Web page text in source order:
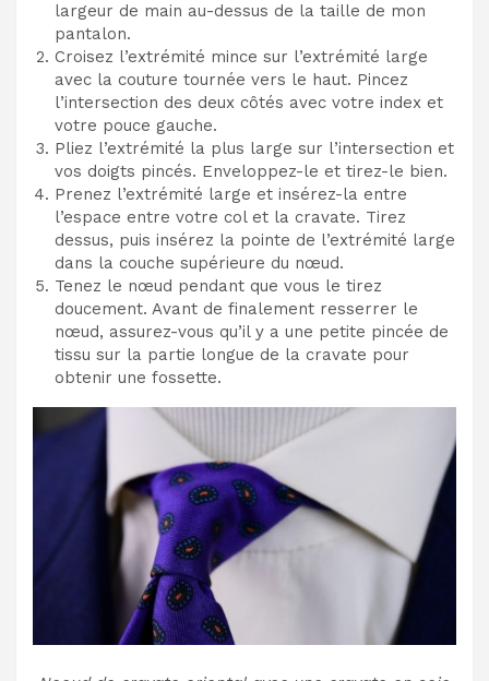
largeur de main au-dessus de la taille de mon
pantalon.
Croisez l’extrémité mince sur l’extrémité large
avec la couture tournée vers le haut. Pincez
l’intersection des deux côtés avec votre index et
votre pouce gauche.
Pliez l’extrémité la plus large sur l’intersection et
vos doigts pincés. Enveloppez-le et tirez-le bien.
Prenez l’extrémité large et insérez-la entre
l’espace entre votre col et la cravate. Tirez
dessus, puis insérez la pointe de l’extrémité large
dans la couche supérieure du nœud.
Tenez le nœud pendant que vous le tirez
doucement. Avant de finalement resserrer le
nœud, assurez-vous qu’il y a une petite pincée de
tissu sur la partie longue de la cravate pour
obtenir une fossette.